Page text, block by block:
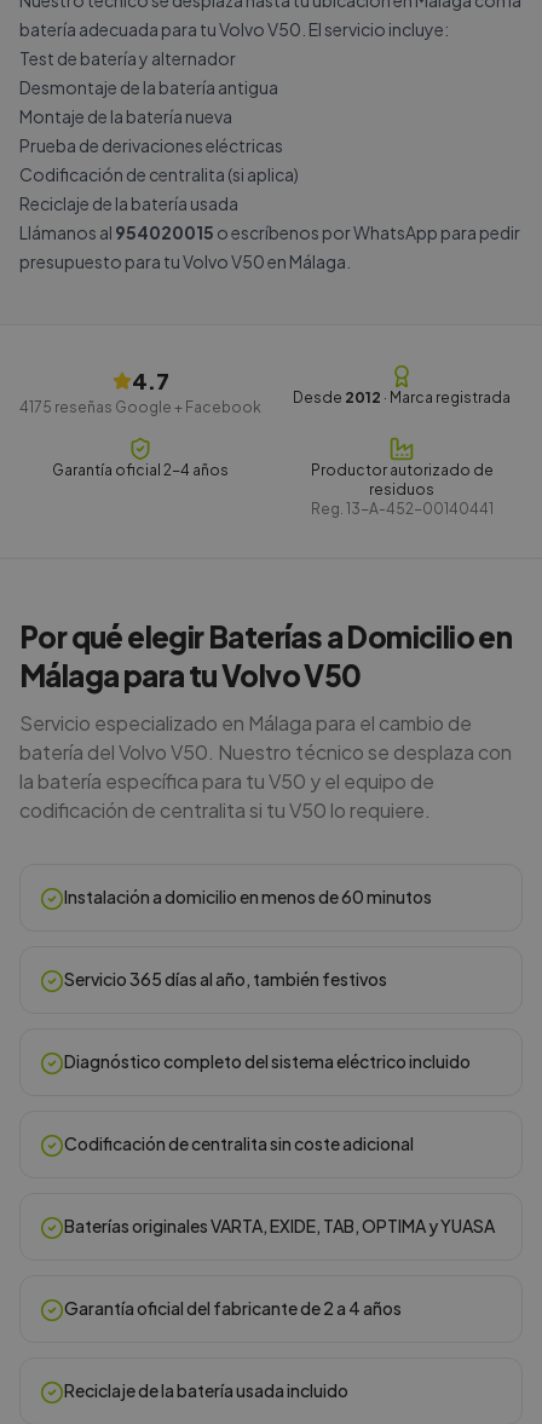
batería adecuada para tu Volvo V50. El servicio incluye:
Test de batería y alternador
Desmontaje de la batería antigua
Montaje de la batería nueva
Prueba de derivaciones eléctricas
Codificación de centralita (si aplica)
Reciclaje de la batería usada
Llámanos al 954020015 o escríbenos porWhatsApp para pedir
presupuesto para tu Volvo V50 en Málaga.
4.7
4175 reseñas Google + Facebook
Desde 2012 · Marca registrada
Garantía oficial 2-4 años
Productor autorizado de
residuos
Reg. 13-A-452-00140441
Por qué elegir Baterías a Domicilio en
Málaga para tu Volvo V50
Servicio especializado en Málaga para el cambio de
batería del Volvo V50. Nuestro técnico se desplaza con
la batería específica para tu V50 y el equipo de
codificación de centralita si tu V50 lo requiere.
Instalación a domicilio en menos de 60 minutos
Servicio 365 días al año, también festivos
Diagnóstico completo del sistema eléctrico incluido
Codificación de centralita sin coste adicional
Baterías originales VARTA, EXIDE, TAB, OPTIMA y YUASA
Garantía oficial del fabricante de 2 a 4 años
Reciclaje de la batería usada incluido